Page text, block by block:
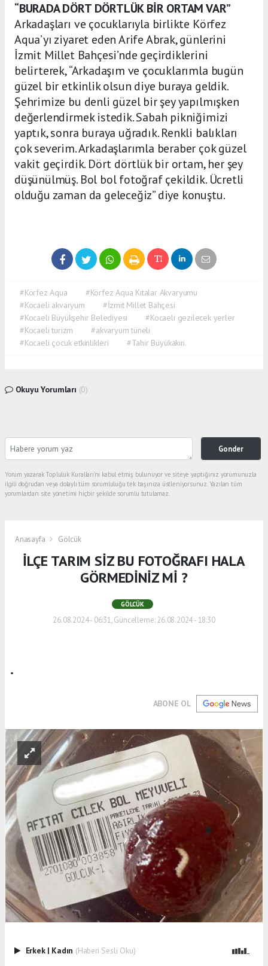
“BURADA DÖRT DÖRTLÜK BİR ORTAM VAR”
Arkadaşları ve çocuklarıyla birlikte Körfez
Aqua’yı ziyaret eden Arife Abrak, günlerini
İzmit Millet Bahçesi’nde geçirdiklerini
belirterek, “Arkadaşım ve çocuklarımla bugün
güzel bir etkinlik olsun diye buraya geldik.
Şehrimize bu denli güzel bir şey yapılmışken
değerlendirmek istedik. Sabah pikniğimizi
yaptık, sonra buraya uğradık. Renkli balıkları
çok severim. Arkadaşlarımla beraber çok güzel
vakit geçirdik. Dört dörtlük bir ortam, her şey
düşünülmüş. Bol bol fotoğraf çekildik. Ücretli
olduğu zaman da geleceğiz” diye konuştu.
#Körfez Aqua
#Körfez Aqua Kıtalar Akvaryumu
#Kocaeli akvaryum
#İzmit Millet Bahçesi
#Kocaeli Büyükşehir Belediyesi
#Kocaeli gezilecek yerler
#Kocaeli turizm
#akvaryum tüneli
#Kocaeli çocuk etkinlikleri
#Tahir Büyükakın.
Okuyu Yorumları (0)
Gonder
Yorum yazarak Topluluk Kuralları’nı kabul etmiş bulunuyor ve siteye yaptığınız yorumunuzla
ilgili doğrudan veya dolaylı tüm sorumluluğu tek başınıza üstleniyorsunuz. Yazılan tüm
yorumlardan site yönetimi hiçbir şekilde sorumlu tutulamaz.
Anasayfa Gölcük
İLÇE TARIM SİZ BU FOTOĞRAFI HALA
GÖRMEDİNİZ Mİ ?
GÖLCÜK
26.08.2024 - 06:31, Güncelleme: 26.08.2024 - 18:30
.
ABONE OL
Erkek | Kadın (Haberi Sesli Oku)